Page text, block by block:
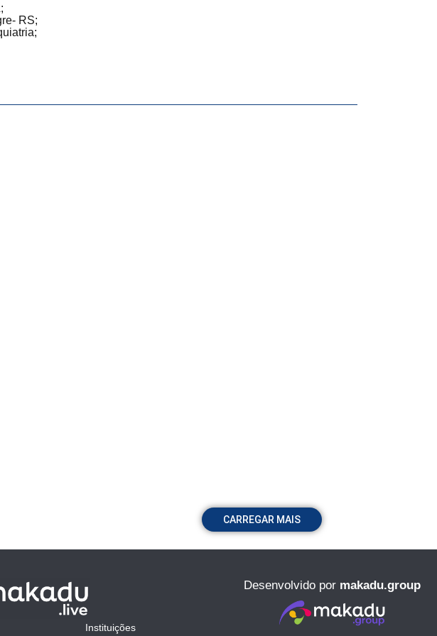
RS;
CARREGAR MAIS
Instituições
Desenvolvido por makadu.group